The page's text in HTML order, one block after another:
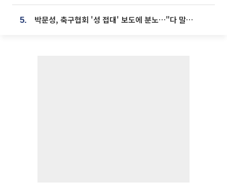
5. 박문성, 축구협회 '성 접대' 보도에 분노…"다 말아먹으려고 작정했나"